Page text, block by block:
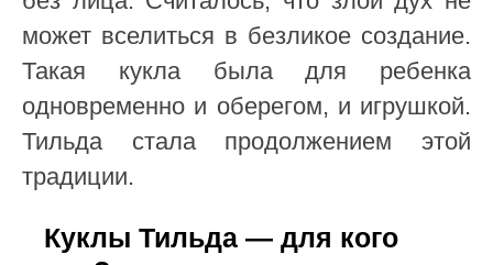
может вселиться в безликое создание.
Такая кукла была для ребенка
одновременно и оберегом, и игрушкой.
Тильда стала продолжением этой
традиции.
Куклы Тильда — для кого